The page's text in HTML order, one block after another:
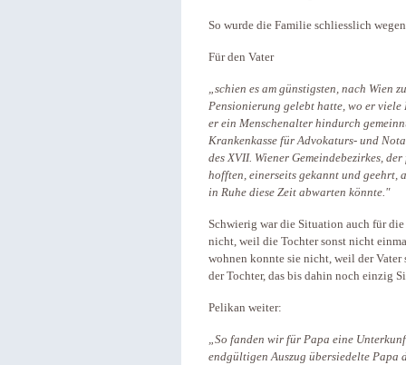
So wurde die Familie schliesslich
Für den Vater
„schien es am günstigsten, nach Wien
Pensionierung gelebt hatte, wo er viele
er ein Menschenalter hindurch
Krankenkasse für Advokaturs- und
des XVII. Wiener Gemeindebezirkes,
hofften, einerseits gekannt und geehrt,
in Ruhe diese Zeit abwarten könnte."
Schwierig war die Situation auch für
nicht, weil die Tochter sonst nicht
wohnen konnte sie nicht, weil der
der Tochter, das bis dahin noch einzig
Pelikan weiter:
„So fanden wir für Papa eine
endgültigen Auszug übersiedelte